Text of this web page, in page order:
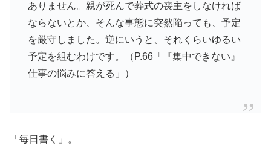
ありません。親が死んで葬式の喪主をしなければ
ならないとか、そんな事態に突然陥っても、予定
を厳守しました。逆にいうと、それくらいゆるい
予定を組むわけです。（P.66「『集中できない』
仕事の悩みに答える」）
「毎日書く」。